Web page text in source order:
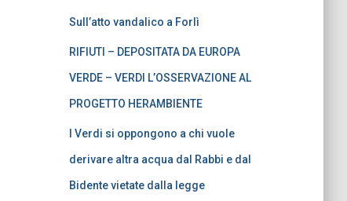
Sull’atto vandalico a Forlì
RIFIUTI – DEPOSITATA DA EUROPA
VERDE – VERDI L’OSSERVAZIONE AL
PROGETTO HERAMBIENTE
I Verdi si oppongono a chi vuole
derivare altra acqua dal Rabbi e dal
Bidente vietate dalla legge